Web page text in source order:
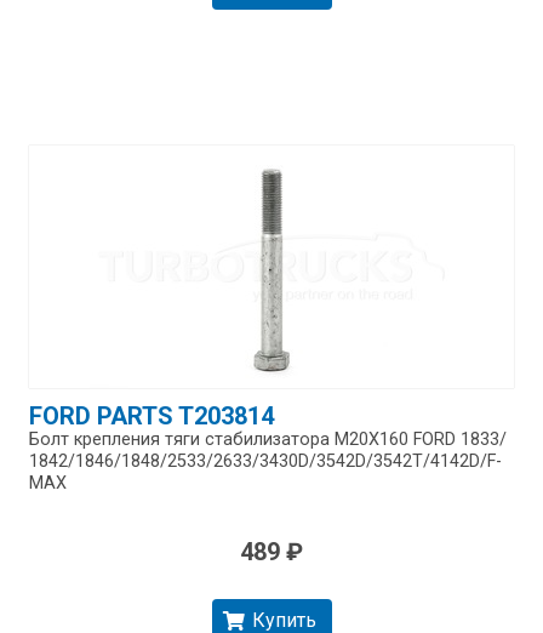
FORD PARTS T203814
Болт крепления тяги стабилизатора М20Х160 FORD 1833/​
1842/​1846/​1848/​2533/​2633/​3430D/​3542D/​3542T/​4142D/​F-
MAX
489 ₽
Купить